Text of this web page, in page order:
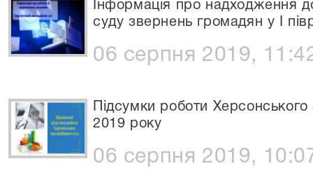
Інформація про надходження
суду звернень громадян у І
06 серпня 2019,
Підсумки роботи
2019 року
06 серпня 2019,